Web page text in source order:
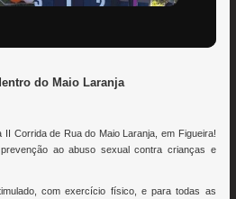
do Maio Laranja
II Corrida de Rua do Maio Laranja, em Figueira!
ao abuso sexual contra crianças e
com exercício físico, e para todas as